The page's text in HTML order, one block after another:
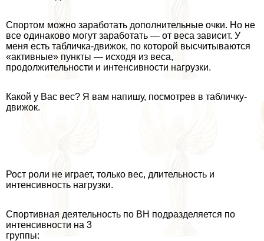
Спортом можно заработать дополнительные очки. Но не
все одинаково могут заработать — от веса зависит. У
меня есть табличка-движок, по которой высчитываются
«активные» пункты — исходя из веса,
продолжительности и интенсивности нагрузки.
Какой у Вас вес? Я вам напишу, посмотрев в табличку-
движок.
Рост роли не играет, только вес, длительность и
интенсивность нагрузки.
Спортивная деятельность по ВН подразделяется по
интенсивности на 3
группы: